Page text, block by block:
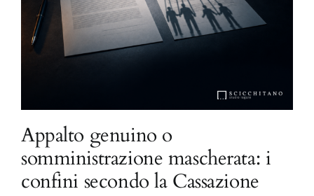
Appalto genuino o
somministrazione mascherata: i
confini secondo la Cassazione